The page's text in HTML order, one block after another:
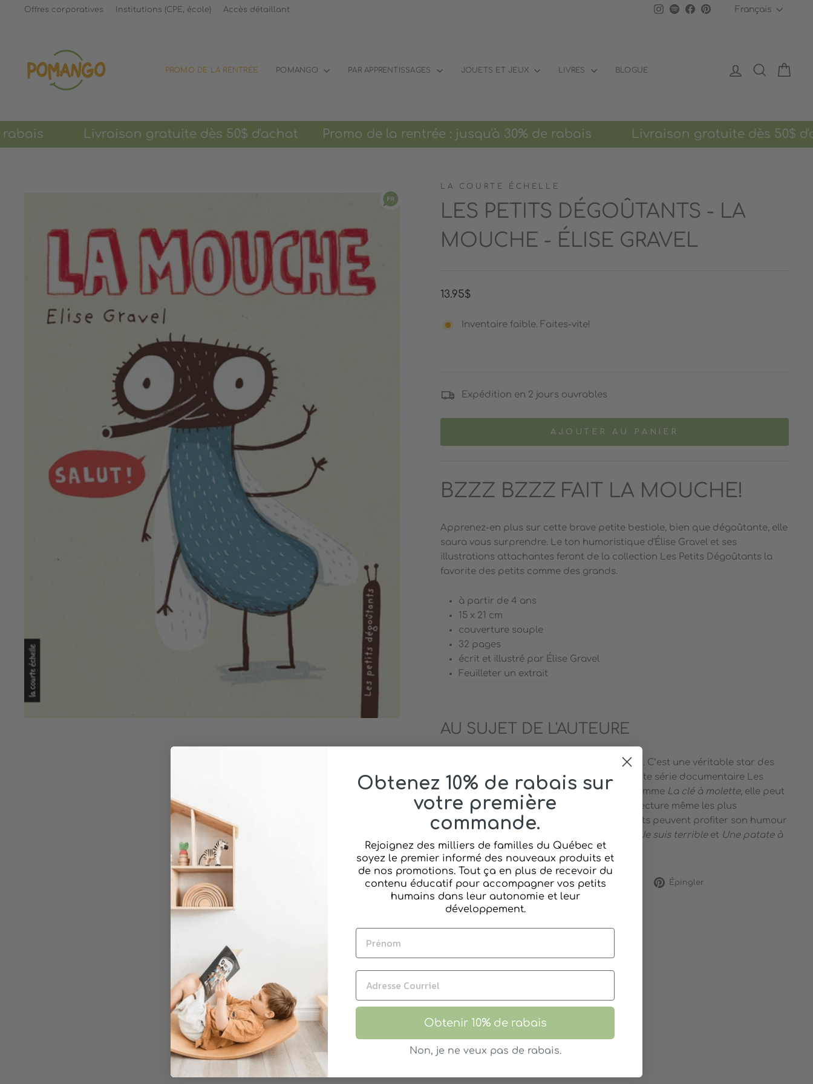
PasserOffres corporatives Institutions (CPE, école) Accès détaillant Instagram
SpotifyFacebook
PinterestFrançais
PROMO DE LA RENTRÉE POMANGO PAR APPRENTISSAGES JOUETS ET JEUX LIVRES BLOGUE SE CONNECTER
Livraison gratuite dès 50$ d'achat Promo de la rentrée : jusqu'à 30% de rabais Livraison gratuite dès 50$
LA COURTE ÉCHELLE
LES PETITS DÉGOÛTANTS - LA
MOUCHE - ÉLISE GRAVEL
Prix
13.95$
Inventaire faible. Faites-vite!
Expédition en 2 jours ouvrables
AJOUTER AU PANIER
BZZZ BZZZ FAIT LA MOUCHE!
Apprenez-en plus sur cette brave petite bestiole, bien que dégoûtante, elle
saura vous surprendre. Le ton humoristique d'Élise Gravel et ses
illustrations attachantes feront de la collection Les Petits Dégoûtants la
favorite des petits comme des grands.
à partir de 4 ans
15 x 21 cm
couverture souple
32 pages
écrit et illustré par Élise Gravel
Feuilleter un extrait
AU SUJET DE L'AUTEURE
Elise Gravel n’a plus besoin de présentation. C’est une véritable star des
cours d’école. Que ce soit avec son amusante série documentaire Les
petits dégoûtants ou ses grands albums comme La clé à molette, elle peut
assurément se vanter d’avoir attiré vers la lecture même les plus
réfractaires des enfants. Même les tout-petits peuvent profiter son humour
Je suis terribleet Une patate à
vélo.
Partager
Partager
sur
Tweeter
TweeterÉpingler
VOUS AIMEREZ AUSSI
Obtenez 10% de rabais sur
votre première
commande.
Rejoignez des milliers de familles du Québec et
soyez le premier informé des nouveaux produits et
de nos promotions. Tout ça en plus de recevoir du
contenu éducatif pour accompagner vos petits
humains dans leur autonomie et leur
développement.
Obtenir 10% de rabais
Non, je ne veux pas de rabais.